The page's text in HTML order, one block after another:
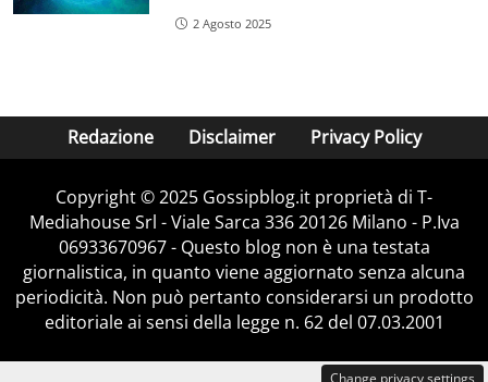
2 Agosto 2025
Redazione Disclaimer Privacy Policy
Copyright © 2025 Gossipblog.it proprietà di T-
Mediahouse Srl - Viale Sarca 336 20126 Milano - P.Iva
06933670967 - Questo blog non è una testata
giornalistica, in quanto viene aggiornato senza alcuna
periodicità. Non può pertanto considerarsi un prodotto
editoriale ai sensi della legge n. 62 del 07.03.2001
Change privacy settings